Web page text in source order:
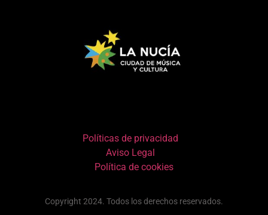
Políticas de privacidad
Aviso Legal
Política de cookies
Copyright 2024. Todos los derechos reservados.